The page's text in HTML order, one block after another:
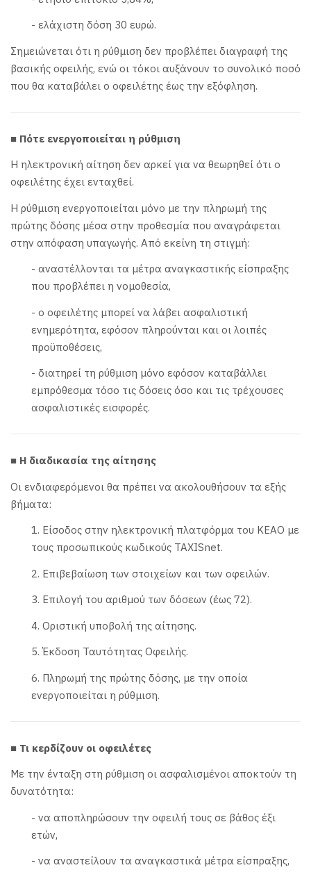
- ελάχιστη δόση 30 ευρώ.
Σημειώνεται ότι η ρύθμιση δεν προβλέπει διαγραφή της
βασικής οφειλής, ενώ οι τόκοι αυξάνουν το συνολικό ποσό
που θα καταβάλει ο οφειλέτης έως την εξόφληση.
■ Πότε ενεργοποιείται η ρύθμιση
Η ηλεκτρονική αίτηση δεν αρκεί για να θεωρηθεί ότι ο
οφειλέτης έχει ενταχθεί.
Η ρύθμιση ενεργοποιείται μόνο με την πληρωμή της
πρώτης δόσης μέσα στην προθεσμία που αναγράφεται
στην απόφαση υπαγωγής. Από εκείνη τη στιγμή:
- αναστέλλονται τα μέτρα αναγκαστικής είσπραξης
που προβλέπει η νομοθεσία,
- ο οφειλέτης μπορεί να λάβει ασφαλιστική
ενημερότητα, εφόσον πληρούνται και οι λοιπές
προϋποθέσεις,
- διατηρεί τη ρύθμιση μόνο εφόσον καταβάλλει
εμπρόθεσμα τόσο τις δόσεις όσο και τις τρέχουσες
ασφαλιστικές εισφορές.
■ Η διαδικασία της αίτησης
Οι ενδιαφερόμενοι θα πρέπει να ακολουθήσουν τα εξής
βήματα:
1. Είσοδος στην ηλεκτρονική πλατφόρμα του ΚΕΑΟ με
τους προσωπικούς κωδικούς TAXISnet.
2. Επιβεβαίωση των στοιχείων και των οφειλών.
3. Επιλογή του αριθμού των δόσεων (έως 72).
4. Οριστική υποβολή της αίτησης.
5. Έκδοση Ταυτότητας Οφειλής.
6. Πληρωμή της πρώτης δόσης, με την οποία
ενεργοποιείται η ρύθμιση.
■ Τι κερδίζουν οι οφειλέτες
Με την ένταξη στη ρύθμιση οι ασφαλισμένοι αποκτούν τη
δυνατότητα:
- να αποπληρώσουν την οφειλή τους σε βάθος έξι
ετών,
- να αναστείλουν τα αναγκαστικά μέτρα είσπραξης,